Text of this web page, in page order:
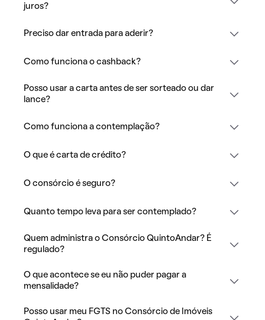
juros?
Preciso dar entrada para aderir?
Como funciona o cashback?
Posso usar a carta antes de ser sorteado ou dar
lance?
Como funciona a contemplação?
O que é carta de crédito?
O consórcio é seguro?
Quanto tempo leva para ser contemplado?
Quem administra o Consórcio QuintoAndar? É
regulado?
O que acontece se eu não puder pagar a
mensalidade?
Posso usar meu FGTS no Consórcio de Imóveis